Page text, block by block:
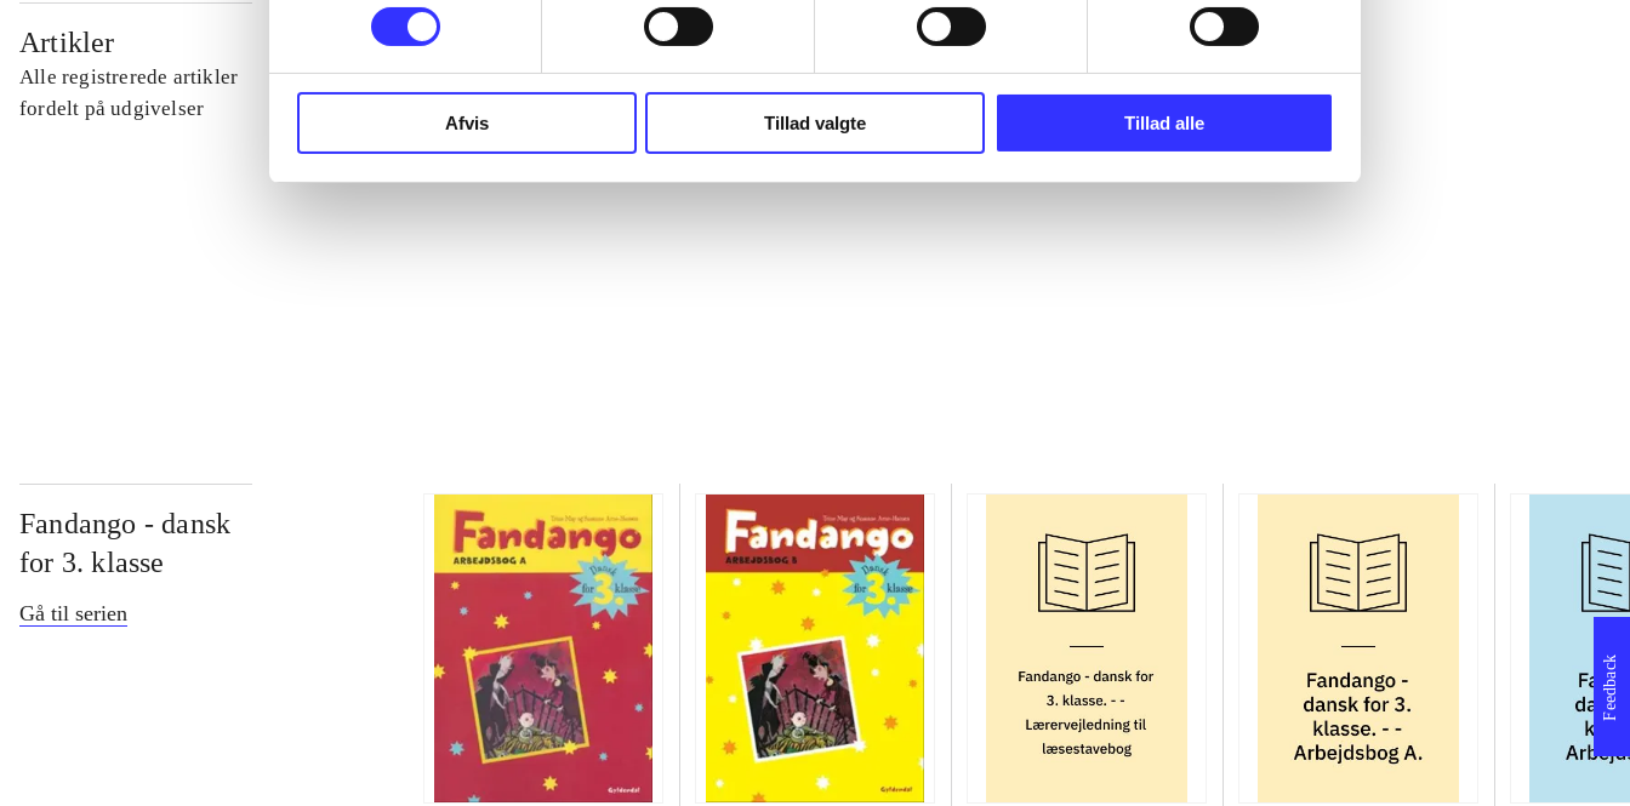
Afvis Tillad valgte Tillad alle
Artikler
Alle registrerede artikler
fordelt på udgivelser
...
...
Fandango - dansk
for 3. klasse
Gå til serien
Feedback